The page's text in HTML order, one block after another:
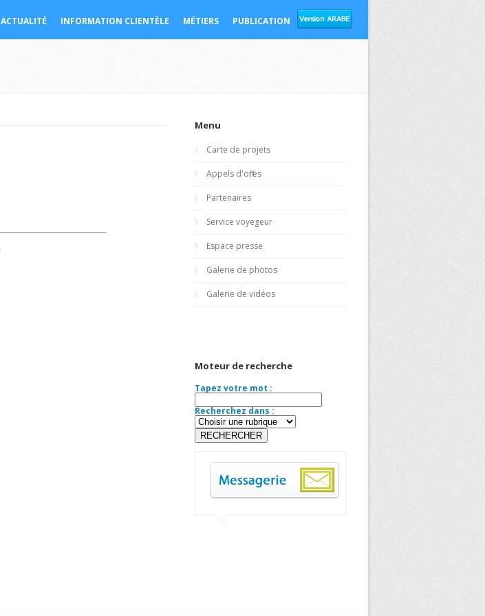
ACTUALITÉ INFORMATION CLIENTÈLE MÉTIERS PUBLICATION
Menu
Carte de projets
Appels d'offres
Partenaires
Service voyegeur
Espace presse
Galerie de photos
Galerie de vidéos
Moteur de recherche
Tapez votre mot :
Recherchez dans :